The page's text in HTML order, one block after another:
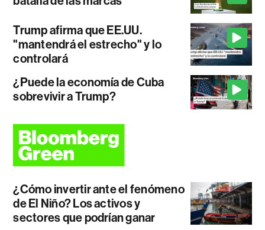
Trump afirma que EE.UU.
"mantendrá el estrecho" y lo
controlará
¿Puede la economía de Cuba
sobrevivir a Trump?
¿Cómo invertir ante el fenómeno
de El Niño? Los activos y
sectores que podrían ganar